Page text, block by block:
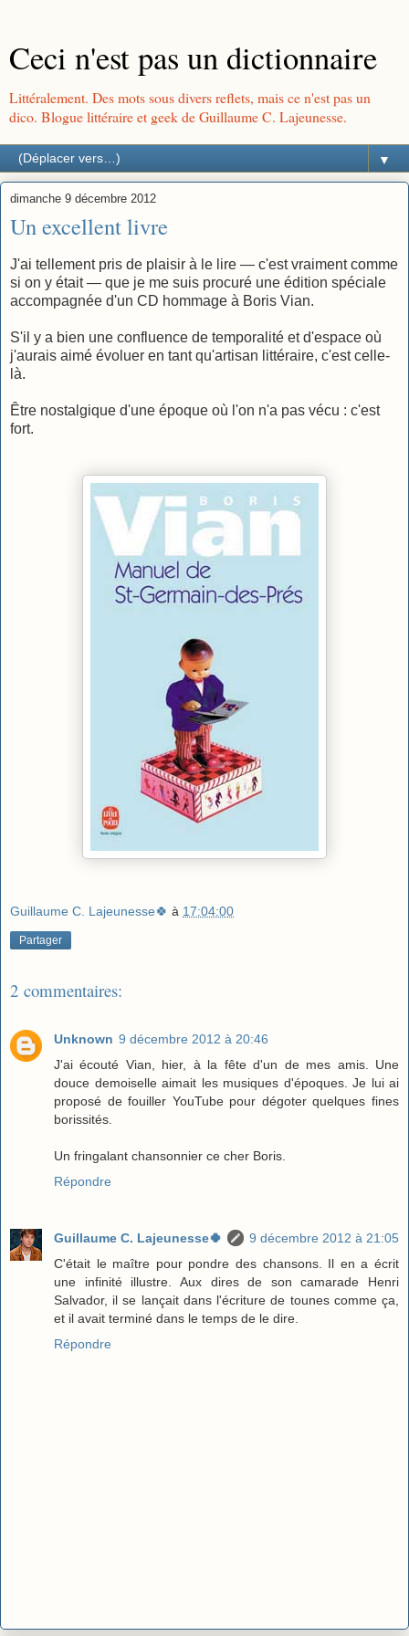
Ceci n'est pas un dictionnaire
Littéralement. Des mots sous divers reflets, mais ce n'est pas un
dico. Blogue littéraire et geek de Guillaume C. Lajeunesse.
▼
dimanche 9 décembre 2012
Un excellent livre
J'ai tellement pris de plaisir à le lire — c'est vraiment comme
si on y était — que je me suis procuré une édition spéciale
accompagnée d'un CD hommage à Boris Vian.
S'il y a bien une confluence de temporalité et d'espace où
j'aurais aimé évoluer en tant qu'artisan littéraire, c'est celle-
là.
Être nostalgique d'une époque où l'on n'a pas vécu : c'est
fort.
Guillaume C. Lajeunesse🍀 à 17:04:00
Partager
2 commentaires:
Unknown 9 décembre 2012 à 20:46
J'ai écouté Vian, hier, à la fête d'un de mes amis. Une
douce demoiselle aimait les musiques d'époques. Je lui ai
proposé de fouiller YouTube pour dégoter quelques fines
borissités.
Un fringalant chansonnier ce cher Boris.
Répondre
Guillaume C. Lajeunesse🍀
9 décembre 2012 à 21:05
C'était le maître pour pondre des chansons. Il en a écrit
une infinité illustre. Aux dires de son camarade Henri
Salvador, il se lançait dans l'écriture de tounes comme ça,
et il avait terminé dans le temps de le dire.
Répondre